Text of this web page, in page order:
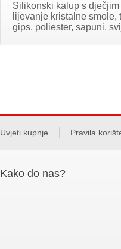
Silikonski kalup s
lijevanje kristalne
gips, poliester, sapuni,
Uvjeti kupnje Pravila
Kako do nas?